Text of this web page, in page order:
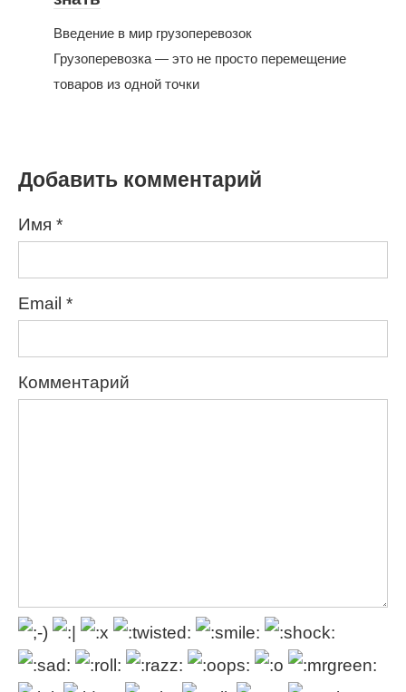
Введение в мир грузоперевозок
Грузоперевозка — это не просто перемещение
товаров из одной точки
Добавить комментарий
Имя *
Email *
Комментарий